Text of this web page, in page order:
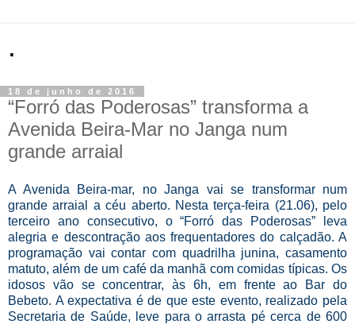
.
18 de junho de 2016
“Forró das Poderosas” transforma a
Avenida Beira-Mar no Janga num
grande arraial
A Avenida Beira-mar, no Janga vai se transformar num
grande arraial a céu aberto. Nesta terça-feira (21.06), pelo
terceiro ano consecutivo, o “Forró das Poderosas” leva
alegria e descontração aos frequentadores do calçadão. A
programação vai contar com quadrilha junina, casamento
matuto, além de um café da manhã com comidas típicas. Os
idosos vão se concentrar, às 6h, em frente ao Bar do
Bebeto. A expectativa é de que este evento, realizado pela
Secretaria de Saúde, leve para o arrasta pé cerca de 600